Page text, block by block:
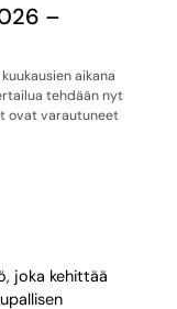
–
aikana
tehdään nyt
ovat varautuneet
joka kehittää